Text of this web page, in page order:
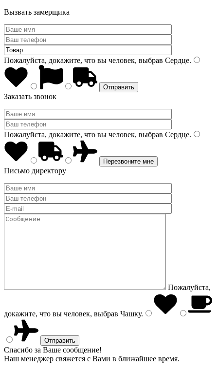
Вызвать замерщика
Пожалуйста, докажите, что вы человек, выбрав Сердце.
Заказать звонок
Пожалуйста, докажите, что вы человек, выбрав Сердце.
Письмо директору
Пожалуйста,
докажите, что вы человек, выбрав Чашку.
Спасибо за Ваше сообщение!
Наш менеджер свяжется с Вами в ближайшее время.